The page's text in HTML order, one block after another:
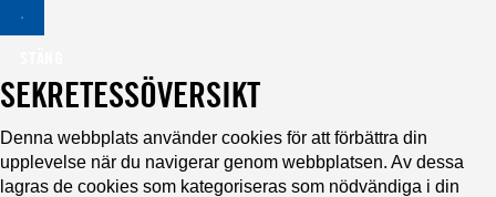
SEKRETESSÖVERSIKT
Denna webbplats använder cookies för att förbättra din
upplevelse när du navigerar genom webbplatsen. Av dessa
lagras de cookies som kategoriseras som nödvändiga i din